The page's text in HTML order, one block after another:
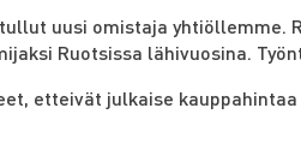
uusi omistaja
Ruotsissa lähivuosina.
etteivät julkaise